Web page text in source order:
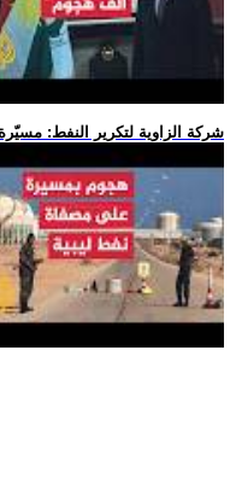
.. شركة الزاوية لتكرير النفط: